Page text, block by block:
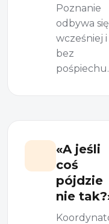
Poznanie
odbywa się
wcześniej i
bez
pośpiechu.
«A jeśli
coś
pójdzie
nie